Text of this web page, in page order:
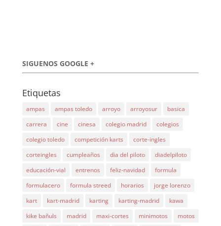
SIGUENOS GOOGLE +
Etiquetas
ampas ampas toledo arroyo arroyosur
basica
carrera
cine cinesa colegio madrid
colegios
colegio toledo
competición karts
corte-ingles
corteingles
cumpleaños dia del piloto
diadelpiloto
educación-vial
entrenos feliz-navidad
formula
formulacero
formula streed horarios
jorge lorenzo
kart
kart-madrid karting karting-madrid
kawa
kike bañuls
madrid maxi-cortes minimotos
motos